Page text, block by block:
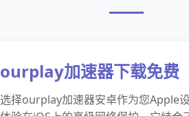
ourplay加速器下载免费
选择ourplay加速器安卓作为您Apple设